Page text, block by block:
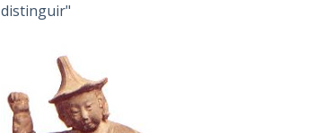
distinguir"